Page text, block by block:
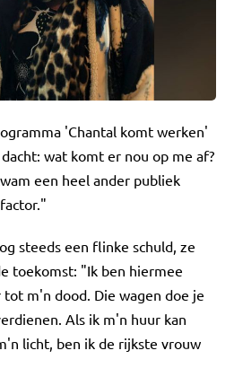
'Chantal komt werken'
wat komt er nou op me af?
een heel ander publiek
steeds een flinke schuld, ze
toekomst: "Ik ben hiermee
m'n dood. Die wagen doe je
Als ik m'n huur kan
licht, ben ik de rijkste vrouw